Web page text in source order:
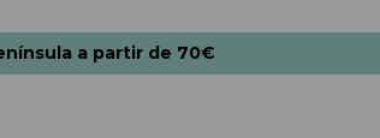
a partir de 70€